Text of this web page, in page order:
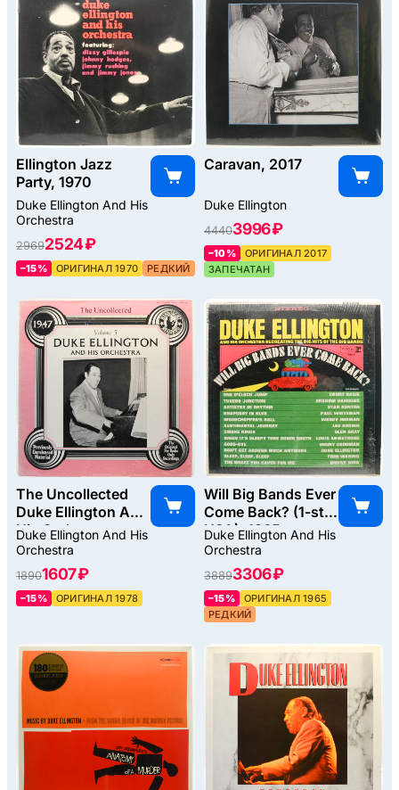
Ellington Jazz
Party, 1970
Duke Ellington And His
Orchestra
29692524 ₽
–15% ОРИГИНАЛ 1970 РЕДКИЙ
Caravan, 2017
Duke Ellington
44403996 ₽
–10%
ОРИГИНАЛ 2017
ЗАПЕЧАТАН
The Uncollected
Duke Ellington And
His Orchestra
Volume 5 -
1947, 1978
Duke Ellington And His
Orchestra
18901607 ₽
–15% ОРИГИНАЛ 1978
Will Big Bands Ever
Come Back? (1-st,
USA), 1965
Duke Ellington And His
Orchestra
38893306 ₽
–15%
ОРИГИНАЛ 1965
РЕДКИЙ